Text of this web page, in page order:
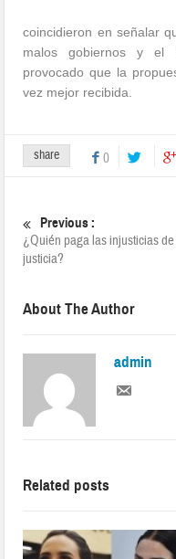
coincidieron en señalar
malos gobiernos y el
provocado que la
vez mejor recibida.
share 0
Previous :
¿Quién paga las injusticias
justicia?
About The Author
admin
Related posts